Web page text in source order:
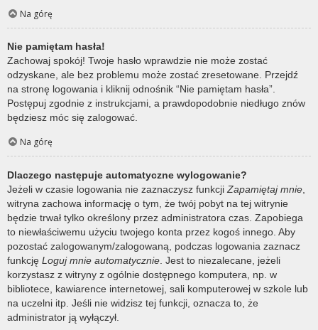
Na górę
Nie pamiętam hasła!
Zachowaj spokój! Twoje hasło wprawdzie nie może zostać
odzyskane, ale bez problemu może zostać zresetowane. Przejdź
na stronę logowania i kliknij odnośnik “Nie pamiętam hasła”.
Postępuj zgodnie z instrukcjami, a prawdopodobnie niedługo znów
będziesz móc się zalogować.
Na górę
Dlaczego następuje automatyczne wylogowanie?
Jeżeli w czasie logowania nie zaznaczysz funkcji Zapamiętaj mnie
witryna zachowa informację o tym, że twój pobyt na tej witrynie
będzie trwał tylko określony przez administratora czas. Zapobiega
to niewłaściwemu użyciu twojego konta przez kogoś innego. Aby
pozostać zalogowanym/zalogowaną, podczas logowania zaznacz
funkcję Loguj mnie automatycznie . Jest to niezalecane, jeżeli
korzystasz z witryny z ogólnie dostępnego komputera, np. w
bibliotece, kawiarence internetowej, sali komputerowej w szkole lub
na uczelni itp. Jeśli nie widzisz tej funkcji, oznacza to, że
administrator ją wyłączył.